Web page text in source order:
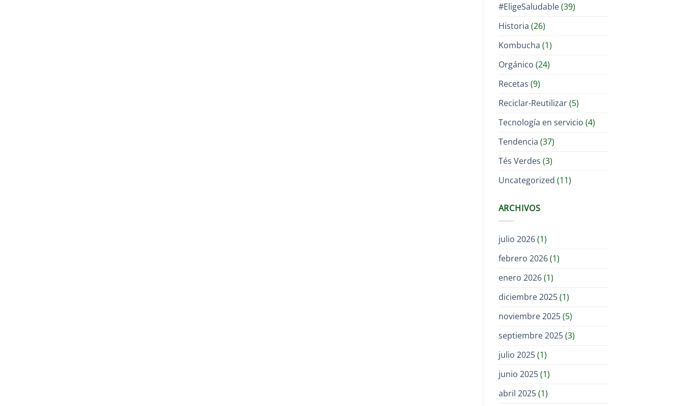
#EligeSaludable(39)
Historia (26)
Kombucha (1)
Orgánico (24)
Recetas (9)
Reciclar-Reutilizar(5)
Tecnología en servicio (4)
Tendencia (37)
Tés Verdes (3)
Uncategorized (11)
ARCHIVOS
julio 2026(1)
febrero 2026(1)
enero 2026(1)
diciembre 2025(1)
noviembre 2025(5)
septiembre 2025(3)
julio 2025(1)
junio 2025(1)
abril 2025(1)